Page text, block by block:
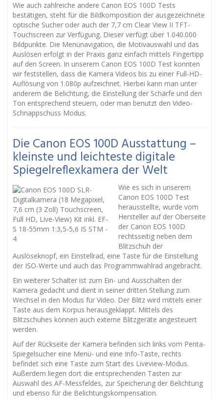
Wie auch zahlreiche andere Canon EOS 100D Tests
bestätigen, steht für die Bildkomposition der ausgezeichnete
optische Sucher oder auch der 7,7 cm Clear View II TFT-
Touchscreen zur Verfügung. Dieser verfügt über 1.040.000
Bildpunkte. Die Menünavigation, die Motivauswahl und das
Auslösen erfolgt in der Praxis ganz einfach mittels Fingertipp
auf den Screen. In unserem Canon EOS 100D Test konnten
wir feststellen, dass die Kamera Videos bis zu einer Full-HD-
Auflösung von 1.080p aufzeichnet. Hierbei kann man unter
anderem die Belichtung, die Einstellung der Schärfe und den
Ton entsprechend steuern, oder man benutzt den Video-
Schnappschuss Modus.
Die Canon EOS 100D Ausstattung –
kleinste und leichteste digitale
Spiegelreflexkamera der Welt
Wie es sich in unserem
Canon EOS 100D Test
herausstellte, wurde vom
Hersteller auf der Oberseite
der Canon EOS 100D
rechtsseitig neben dem
Blitzschuh der
Auslöseknopf, ein Einstellrad, eine Taste für die Einstellung
der ISO-Werte und auch das Programmwahlrad angebracht.
Ein weiterer Schalter ist zum Ein- und Ausschalten der
Kamera gedacht und dient in seiner dritten Stellung zum
Wechsel in den Modus für Video. Der Blitz wird mittels einer
Taste aus dem Korpus herausgeklappt. Mittels des
Blitzschuhes können auch externe Blitzgeräte angesteuert
werden.
Auf der Rückseite der Kamera befinden sich links vom Penta-
Spiegelsucher eine Menü- und eine Info-Taste, rechts
befindet sich eine Taste zum Start des Liveview-Modus.
Außerdem liegen dort die entsprechenden Tasten zur
Auswahl des AF-Messfeldes, zur Speicherung der Belichtung
und ebenso für die Belichtungskompensation.